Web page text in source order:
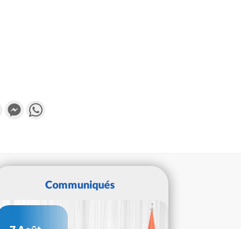
Gmail Messenger
Communiqués